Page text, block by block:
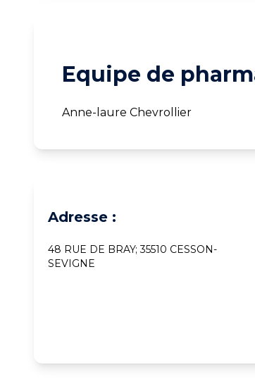
Equipe de
Anne-laure Chevrollier
Adresse :
48 RUE DE BRAY; 35510 CESSON-
SEVIGNE